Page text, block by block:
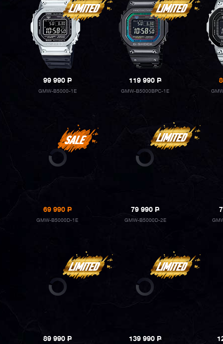
99 990P
GMW-B5000-1E
119 990P
GMW-B5000BPC-1E
69 990P
GMW-B5000D-1E
79 990P
GMW-B5000D-2E
89 990P 139 990P